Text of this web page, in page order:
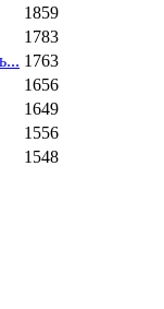
1859
1783
1763
1656
1649
1556
1548